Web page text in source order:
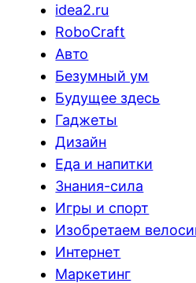
idea2.ru
RoboCraft
Авто
Безумный ум
Будущее здесь
Гаджеты
Дизайн
Еда и напитки
Знания-сила
Игры и спорт
Изобретаем
Интернет
Маркетинг